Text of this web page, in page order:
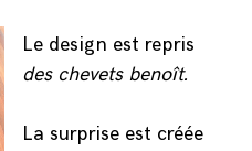
Le design est repris
deschevets benoît.
La surprise est créée